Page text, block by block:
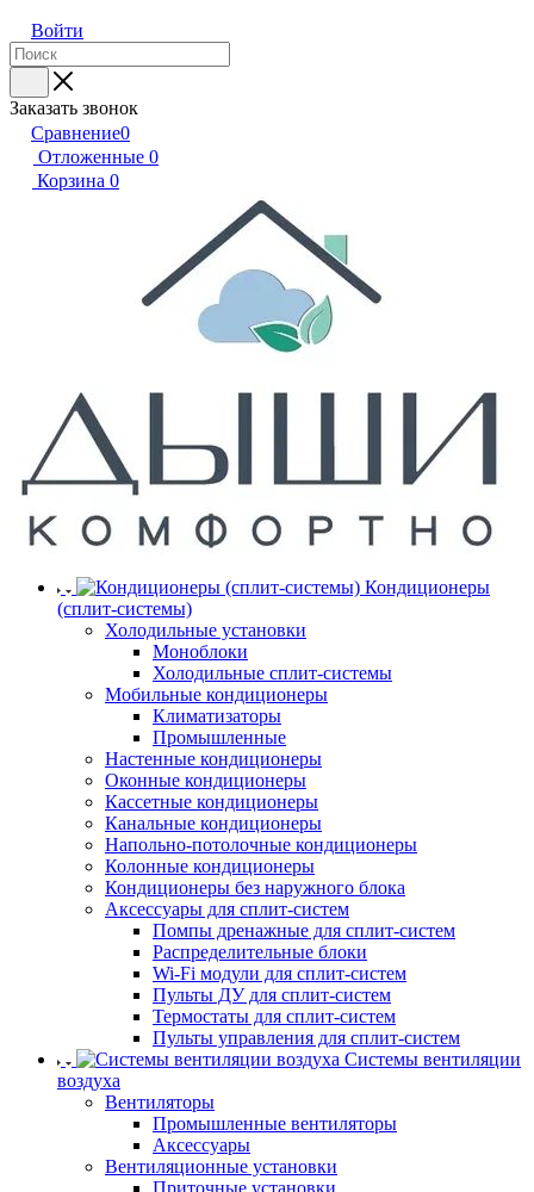
Войти
Заказать звонок
Сравнение0
Отложенные 0
Корзина 0
Кондиционеры
(сплит-системы)
Холодильные установки
Моноблоки
Холодильные сплит-системы
Мобильные кондиционеры
Климатизаторы
Промышленные
Настенные кондиционеры
Оконные кондиционеры
Кассетные кондиционеры
Канальные кондиционеры
Напольно-потолочные кондиционеры
Колонные кондиционеры
Кондиционеры без наружного блока
Аксессуары для сплит-систем
Помпы дренажные для сплит-систем
Распределительные блоки
Wi-Fi модули для сплит-систем
Пульты ДУ для сплит-систем
Термостаты для сплит-систем
Пульты управления для сплит-систем
Системы вентиляции
воздуха
Вентиляторы
Промышленные вентиляторы
Аксессуары
Вентиляционные установки
Приточные установки